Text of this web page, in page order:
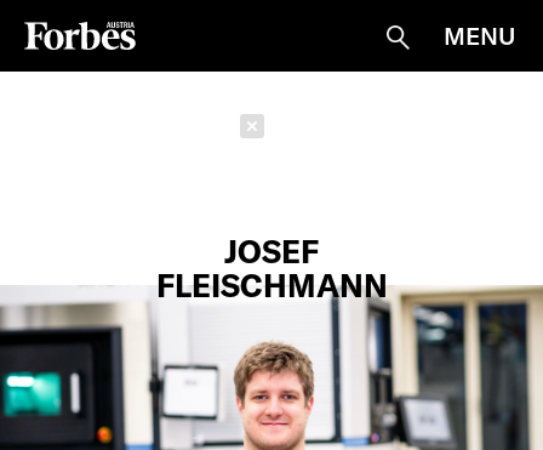
Suche
MENU
JOSEF
FLEISCHMANN